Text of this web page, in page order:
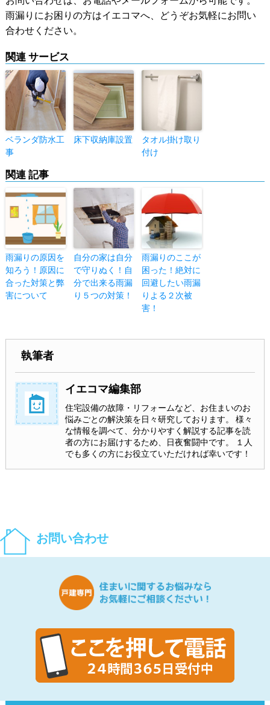
雨漏りにお困りの方はイエコマへ、どうぞお気軽にお問い
合わせください。
関連 サービス
ベランダ防水工
事
床下収納庫設置
タオル掛け取り
付け
関連 記事
雨漏りの原因を
知ろう！原因に
合った対策と弊
害について
自分の家は自分
で守りぬく！自
分で出来る雨漏
り５つの対策！
雨漏りのここが
困った！絶対に
回避したい雨漏
りよる２次被
害！
執筆者
イエコマ編集部
住宅設備の故障・リフォームなど、お住まいのお
悩みごとの解決策を日々研究しております。 様々
な情報を調べて、分かりやすく解説する記事を読
者の方にお届けするため、日夜奮闘中です。 １人
でも多くの方にお役立ていただければ幸いです！
お問い合わせ